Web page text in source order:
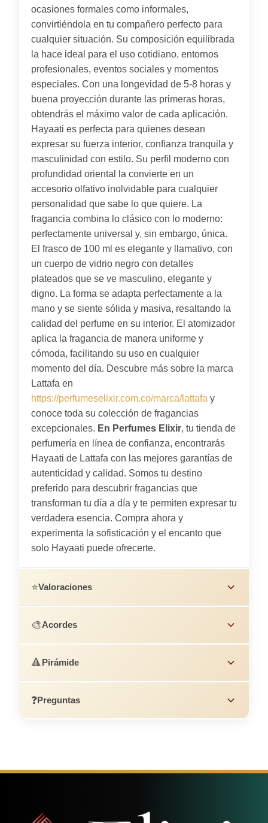
ocasiones formales como informales,
convirtiéndola en tu compañero perfecto para
cualquier situación. Su composición equilibrada
la hace ideal para el uso cotidiano, entornos
profesionales, eventos sociales y momentos
especiales. Con una longevidad de 5-8 horas y
buena proyección durante las primeras horas,
obtendrás el máximo valor de cada aplicación.
Hayaati es perfecta para quienes desean
expresar su fuerza interior, confianza tranquila y
masculinidad con estilo. Su perfil moderno con
profundidad oriental la convierte en un
accesorio olfativo inolvidable para cualquier
personalidad que sabe lo que quiere. La
fragancia combina lo clásico con lo moderno:
perfectamente universal y, sin embargo, única.
El frasco de 100 ml es elegante y llamativo, con
un cuerpo de vidrio negro con detalles
plateados que se ve masculino, elegante y
digno. La forma se adapta perfectamente a la
mano y se siente sólida y masiva, resaltando la
calidad del perfume en su interior. El atomizador
aplica la fragancia de manera uniforme y
cómoda, facilitando su uso en cualquier
momento del día. Descubre más sobre la marca
Lattafa en
https://perfumeselixir.com.co/marca/lattafa y
conoce toda su colección de fragancias
excepcionales. En Perfumes Elixir, tu tienda de
perfumería en línea de confianza, encontrarás
Hayaati de Lattafa con las mejores garantías de
autenticidad y calidad. Somos tu destino
preferido para descubrir fragancias que
transforman tu día a día y te permiten expresar tu
verdadera esencia. Compra ahora y
experimenta la sofisticación y el encanto que
solo Hayaati puede ofrecerte.
⭐Valoraciones
🎨Acordes
🔺Pirámide
❓Preguntas